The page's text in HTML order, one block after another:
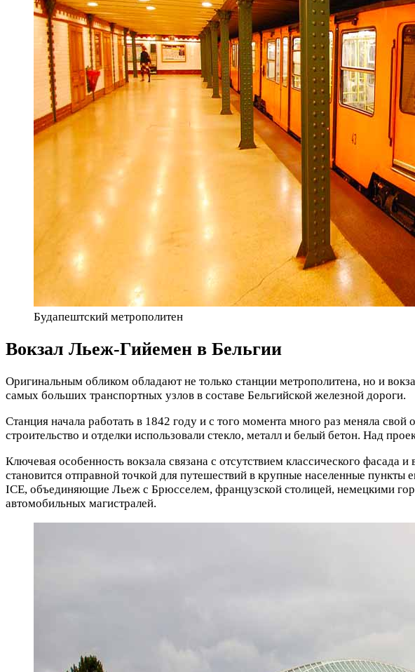
Будапештский метрополитен
Вокзал Льеж-Гийемен в Бельгии
Оригинальным обликом обладают не только станции метрополитена, но и
самых больших транспортных узлов в составе Бельгийской железной дороги.
Станция начала работать в 1842 году и с того момента много раз меняла свой
строительство и отделки использовали стекло, металл и белый бетон. Над
Ключевая особенность вокзала связана с отсутствием классического
становится отправной точкой для путешествий в крупные населенные
ICE, объединяющие Льеж с Брюсселем, французской столицей, немецкими
автомобильных магистралей.